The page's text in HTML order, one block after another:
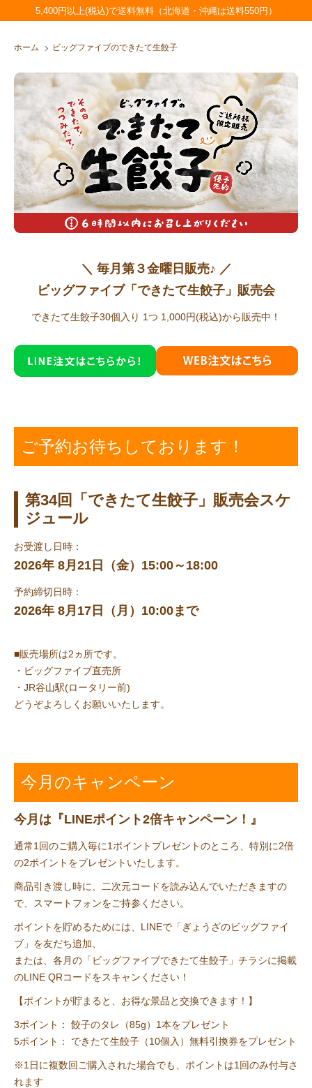
5,400円以上(税込)で送料無料（北海道・沖縄は送料550円）
ホーム ビッグファイブのできたて生餃子
＼ 毎月第３金曜日販売♪ ／
ビッグファイブ「できたて生餃子」販売会
できたて生餃子30個入り 1つ 1,000円(税込)から販売中！
ご予約お待ちしております！
第34回「できたて生餃子」販売会スケ
ジュール
お受渡し日時：
2026年 8月21日（金）15:00～18:00
予約締切日時：
2026年 8月17日（月）10:00まで
■販売場所は2ヵ所です。
・ビッグファイブ直売所
・JR谷山駅(ロータリー前)
どうぞよろしくお願いいたします。
今月のキャンペーン
今月は『LINEポイント2倍キャンペーン！』
通常1回のご購入毎に1ポイントプレゼントのところ、特別に2倍
の2ポイントをプレゼントいたします。
商品引き渡し時に、二次元コードを読み込んでいただきますの
で、スマートフォンをご持参ください。
ポイントを貯めるためには、LINEで「ぎょうざのビッグファイ
ブ」を友だち追加、
または、各月の「ビッグファイブできたて生餃子」チラシに掲載
のLINE QRコードをスキャンください！
【ポイントが貯まると、お得な景品と交換できます！】
3ポイント： 餃子のタレ（85g）1本をプレゼント
5ポイント： できたて生餃子（10個入）無料引換券をプレゼント
※1日に複数回ご購入された場合でも、ポイントは1回のみ付与さ
れます